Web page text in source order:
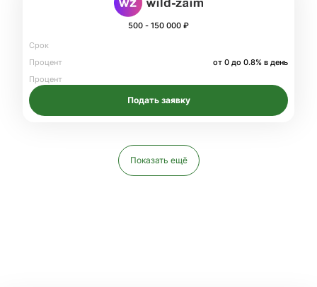
500 - 150 000 ₽
Срок
Процент
от 0 до 0.8% в день
Процент
Подать заявку
Показать ещё